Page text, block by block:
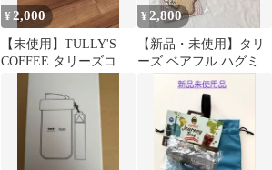
¥ 2,000
【未使用】TULLY'S
COFFEE タリーズコー
ヒー グレー トートバッ
¥2,800
【新品・未使用】タリ
ーズ ベアフル ハグミー
ボトル＆チャームセッ